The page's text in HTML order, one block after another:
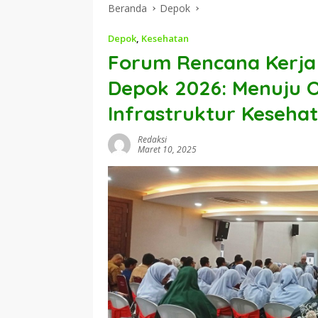
Beranda Depok
Depok, Kesehatan
Forum Rencana
Depok 2026: Menuju
Infrastruktur
Redaksi
Maret 10, 2025